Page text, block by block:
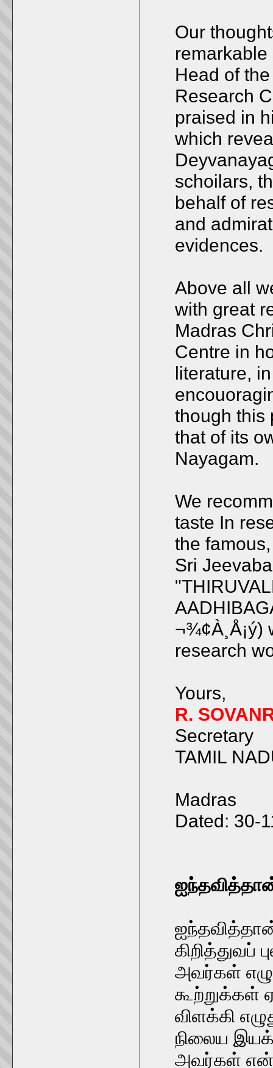
Our
Head of
Research
praised in
which
schoilars,
behalf of
and
evidences.
Above all
with great
Madras
Centre in
literature,
though this
that of its
Nayagam.
We
taste In
the
Sri
¬¾¢À¸Å¡ý)
research
Yours,
R.
Secretary
TAMIL
Madras
Dated: 30-
கிறித்துவப்
அவர்கள்
கூற்றுக்கள்
விளக்கி
நிலைய
அவர்கள்